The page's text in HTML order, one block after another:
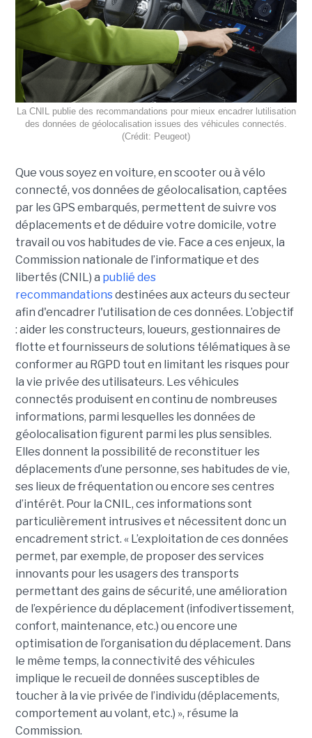
La CNIL publie des recommandations pour mieux encadrer lutilisation
des données de géolocalisation issues des véhicules connectés.
(Crédit: Peugeot)
Que vous soyez en voiture, en scooter ou à vélo
connecté, vos données de géolocalisation, captées
par les GPS embarqués, permettent de suivre vos
déplacements et de déduire votre domicile, votre
travail ou vos habitudes de vie. Face a ces enjeux, la
Commission nationale de l’informatique et des
libertés (CNIL) a publié des
recommandationsdestinées aux acteurs du secteur
afin d'encadrer l'utilisation de ces données. L’objectif
: aider les constructeurs, loueurs, gestionnaires de
flotte et fournisseurs de solutions télématiques à se
conformer au RGPD tout en limitant les risques pour
la vie privée des utilisateurs. Les véhicules
connectés produisent en continu de nombreuses
informations, parmi lesquelles les données de
géolocalisation figurent parmi les plus sensibles.
Elles donnent la possibilité de reconstituer les
déplacements d’une personne, ses habitudes de vie,
ses lieux de fréquentation ou encore ses centres
d’intérêt. Pour la CNIL, ces informations sont
particulièrement intrusives et nécessitent donc un
encadrement strict. « L’exploitation de ces données
permet, par exemple, de proposer des services
innovants pour les usagers des transports
permettant des gains de sécurité, une amélioration
de l’expérience du déplacement (infodivertissement,
confort, maintenance, etc.) ou encore une
optimisation de l’organisation du déplacement. Dans
le même temps, la connectivité des véhicules
implique le recueil de données susceptibles de
toucher à la vie privée de l’individu (déplacements,
comportement au volant, etc.) », résume la
Commission.